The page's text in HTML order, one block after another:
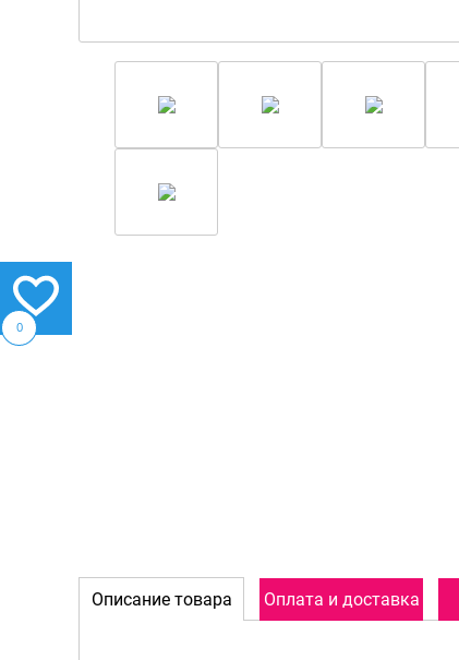
Описание товара Оплата и доставка
0